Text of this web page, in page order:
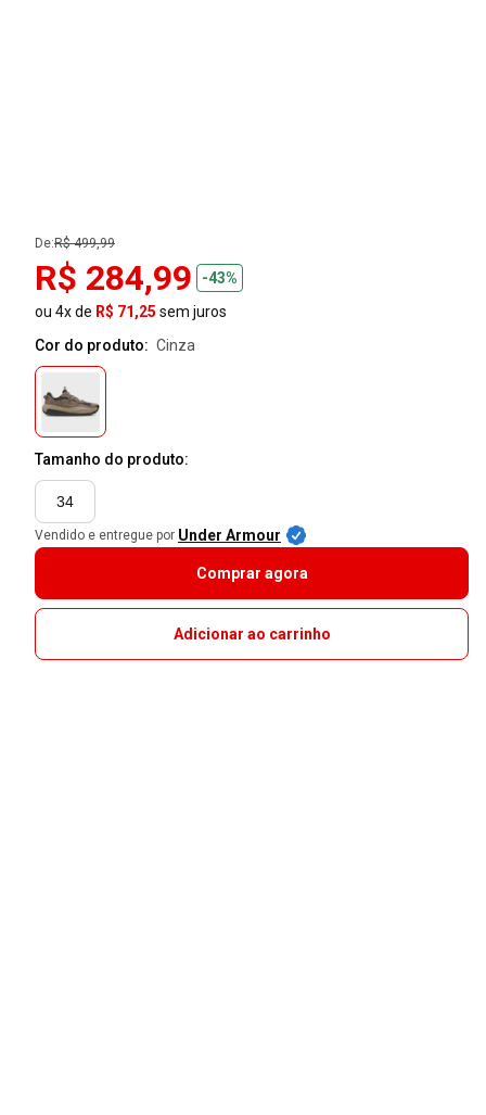
De:R$ 499,99
R$ 284,99
-43%
ou 4x de R$ 71,25 sem juros
Cor do produto:
cinza
Tamanho do produto:
34
Vendido e entregue por Under Armour
Comprar agora
Adicionar ao carrinho